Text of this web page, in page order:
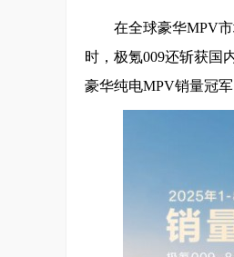
在全球豪华MPV
时，极氪009还斩获国
豪华纯电MPV销量冠